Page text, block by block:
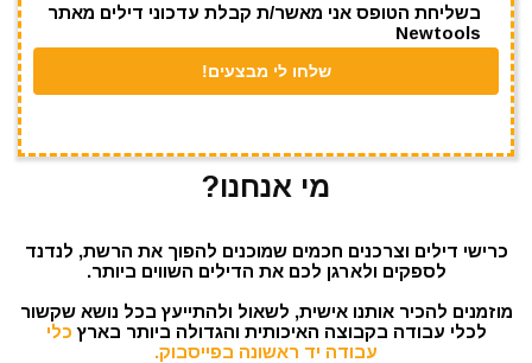
בשליחת הטופס אני מאשר/ת קבלת עדכוני דילים מאתר
Newtools
מי אנחנו?
כרישי דילים וצרכנים חכמים שמוכנים להפוך את הרשת, לנדנד
לספקים ולארגן לכם את הדילים השווים ביותר.
מוזמנים להכיר אותנו אישית, לשאול ולהתייעץ בכל נושא שקשור
לכלי עבודה בקבוצה האיכותית והגדולה ביותר בארץ כלי
עבודה יד ראשונה בפייסבוק.